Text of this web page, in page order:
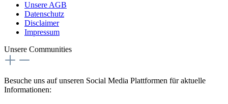
Unsere AGB
Datenschutz
Disclaimer
Impressum
Unsere Communities
Besuche uns auf unseren Social Media Plattformen für aktuelle
Informationen: